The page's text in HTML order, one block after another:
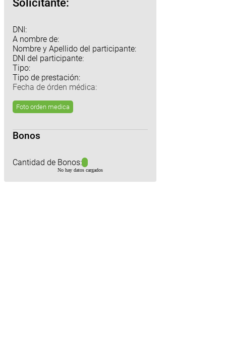
Solicitante:
DNI:
A nombre de:
Nombre y Apellido del participante:
DNI del participante:
Tipo:
Tipo de prestación:
Fecha de órden médica:
Foto orden medica
Bonos
Cantidad de Bonos:
No hay datos cargados